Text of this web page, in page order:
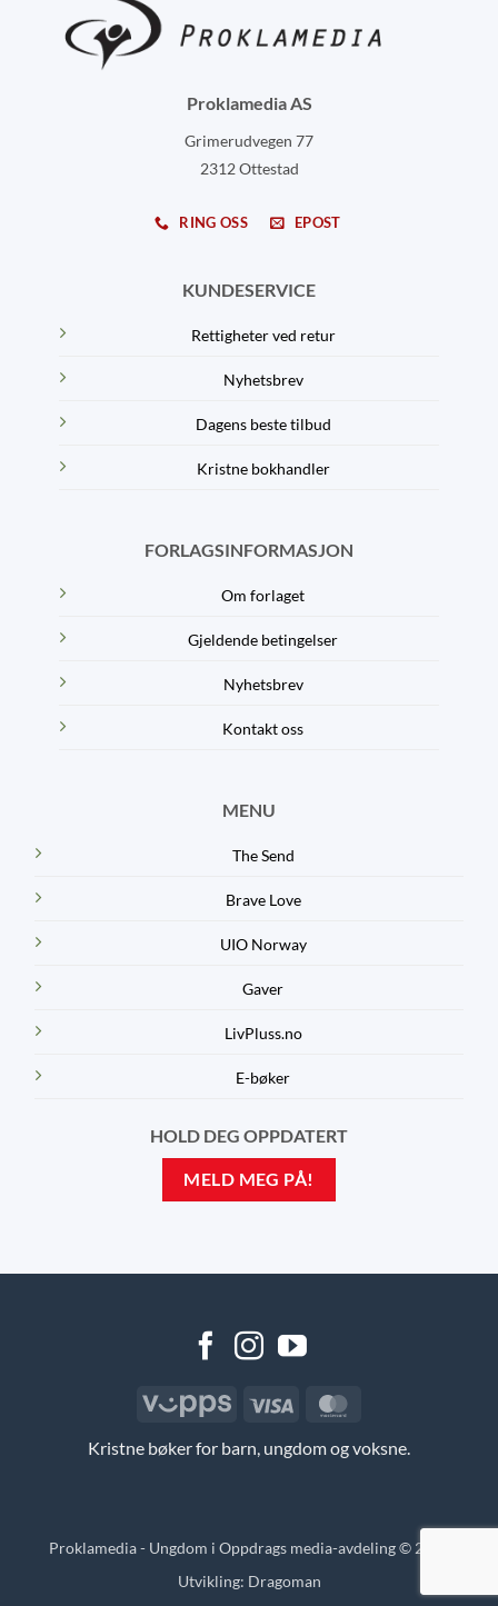
Proklamedia AS
Grimerudvegen 77
2312 Ottestad
RING OSS EPOST
KUNDESERVICE
Rettigheter ved retur
Nyhetsbrev
Dagens beste tilbud
Kristne bokhandler
FORLAGSINFORMASJON
Om forlaget
Gjeldende betingelser
Nyhetsbrev
Kontakt oss
MENU
The Send
Brave Love
UIO Norway
Gaver
LivPluss.no
E-bøker
HOLD DEG OPPDATERT
MELD MEG PÅ!
Kristne bøker for barn, ungdom og voksne.
Vipps Visa
Proklamedia - Ungdom i Oppdrags media-avdeling © 2026
Utvikling: Dragoman